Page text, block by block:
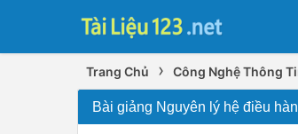
Trang Chủ › Công Nghệ Thông
Bài giảng Nguyên lý hệ điều